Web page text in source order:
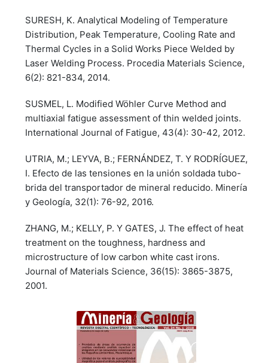
SURESH, K. Analytical Modeling of Temperature
Distribution, Peak Temperature, Cooling Rate and
Thermal Cycles in a Solid Works Piece Welded by
Laser Welding Process. Procedia Materials Science,
6(2): 821-834, 2014.
SUSMEL, L. Modified Wöhler Curve Method and
multiaxial fatigue assessment of thin welded joints.
International Journal of Fatigue, 43(4): 30-42, 2012.
UTRIA, M.; LEYVA, B.; FERNÁNDEZ, T. Y RODRÍGUEZ,
I. Efecto de las tensiones en la unión soldada tubo-
brida del transportador de mineral reducido. Minería
y Geología, 32(1): 76-92, 2016.
ZHANG, M.; KELLY, P. Y GATES, J. The effect of heat
treatment on the toughness, hardness and
microstructure of low carbon white cast irons.
Journal of Materials Science, 36(15): 3865-3875,
2001.